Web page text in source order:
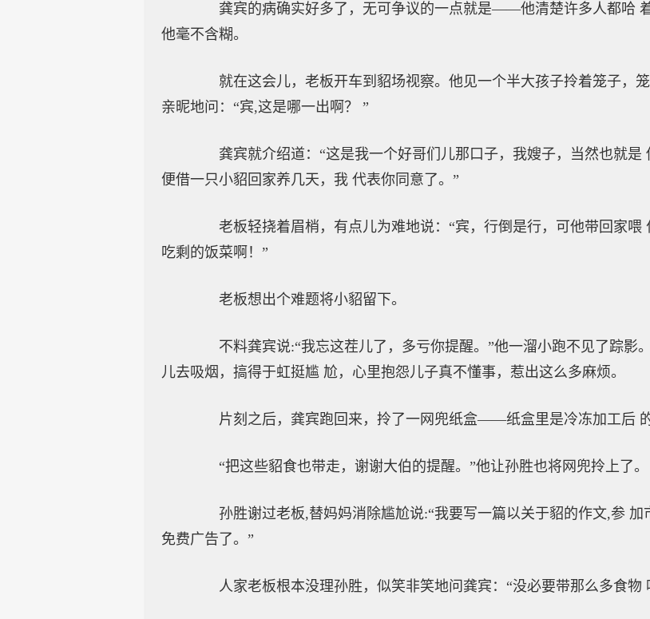
龚宾的病确实好多了，无可争议的一点就是——他清楚许多人都哈 着
他毫不含糊。
就在这会儿，老板开车到貂场视察。他见一个半大孩子拎着笼子，
亲昵地问：“宾,这是哪一出啊？ ”
龚宾就介绍道：“这是我一个好哥们儿那口子，我嫂子，当然也就是
便借一只小貂回家养几天，我 代表你同意了。”
老板轻挠着眉梢，有点儿为难地说：“宾，行倒是行，可他带回家喂
吃剩的饭菜啊！”
老板想出个难题将小貂留下。
不料龚宾说:“我忘这茬儿了，多亏你提醒。”他一溜小跑不见了踪影
儿去吸烟，搞得于虹挺尴 尬，心里抱怨儿子真不懂事，惹出这么多麻烦。
片刻之后，龚宾跑回来，拎了一网兜纸盒——纸盒里是冷冻加工后 的
“把这些貂食也带走，谢谢大伯的提醒。”他让孙胜也将网兜拎上了。
孙胜谢过老板,替妈妈消除尴尬说:“我要写一篇以关于貂的作文,参 加
免费广告了。”
人家老板根本没理孙胜，似笑非笑地问龚宾：“没必要带那么多食物